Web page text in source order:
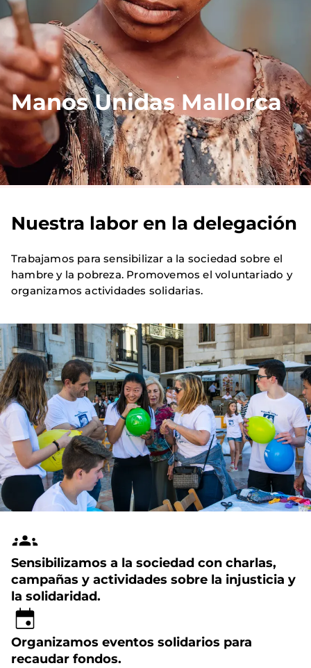
Manos Unidas Mallorca
Nuestra labor en la delegación
Trabajamos para sensibilizar a la sociedad sobre el
hambre y la pobreza. Promovemos el voluntariado y
organizamos actividades solidarias.
Sensibilizamos a la sociedad con charlas,
campañas y actividades sobre la injusticia y
la solidaridad.
Organizamos eventos solidarios para
recaudar fondos.